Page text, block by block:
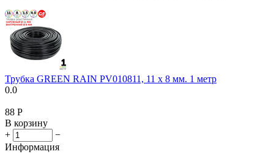
Трубка GREEN RAIN PV010811, 11 х 8 мм. 1 метр
0.0
‍88‍ Р
В корзину
+
−
Информация